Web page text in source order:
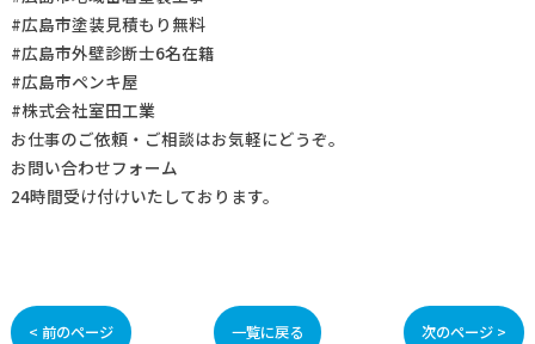
#広島市塗装見積もり無料
#広島市外壁診断士6名在籍
#広島市ペンキ屋
#株式会社室田工業
お仕事のご依頼・ご相談はお気軽にどうぞ。
お問い合わせフォーム
24時間受け付けいたしております。
< 前のページ 一覧に戻る 次のページ >